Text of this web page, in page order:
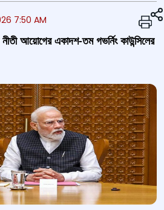
7:50 AM
আয়োগের একাদশ-তম গভর্নিং কাউন্সিলের